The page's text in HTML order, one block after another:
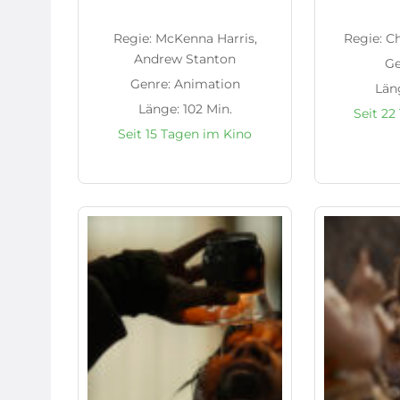
Regie: McKenna Harris,
Andrew Stanton
Genre: Animation
Länge: 102 Min.
Seit 15 Tagen im Kino
Regie:
Seit